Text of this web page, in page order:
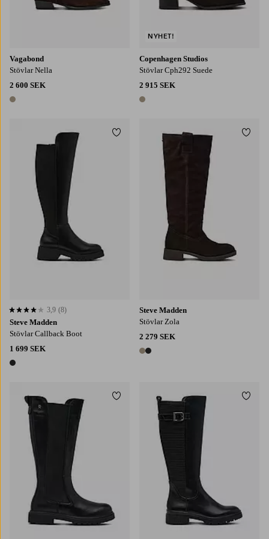
Vagabond
Stövlar Nella
2 600 SEK
1 färg
Copenhagen Studios
Stövlar Cph292 Suede
2 915 SEK
1 färg
NYHET!
Steve Madden
Stövlar Callback Boot
1 699 SEK
1 färg
3,9 baserat på 8 st betyg
3,9 (8)
Lägg till i favoriter
Steve Madden
Stövlar Zola
2 279 SEK
2 färger
Lägg till i favoriter